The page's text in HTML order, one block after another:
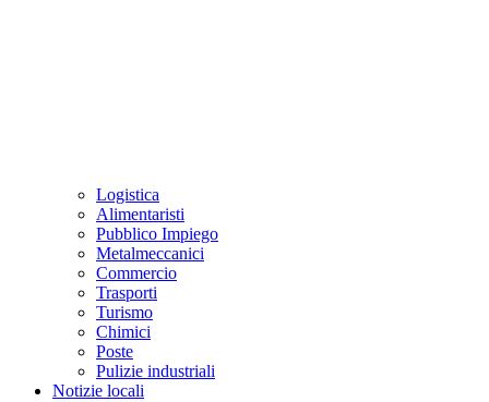
Logistica
Alimentaristi
Pubblico Impiego
Metalmeccanici
Commercio
Trasporti
Turismo
Chimici
Poste
Pulizie industriali
Notizie locali